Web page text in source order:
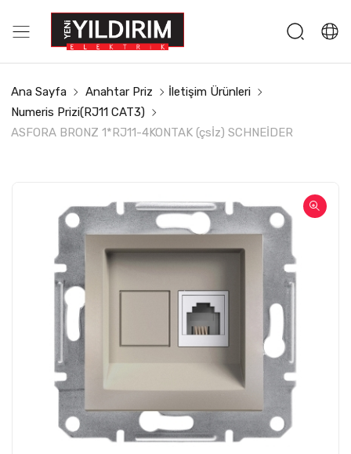
Ana Sayfa Anahtar Priz
İletişim Ürünleri
Numeris Prizi(RJ11 CAT3)
ASFORA BRONZ 1*RJ11-4KONTAK (çsİz) SCHNEİDER